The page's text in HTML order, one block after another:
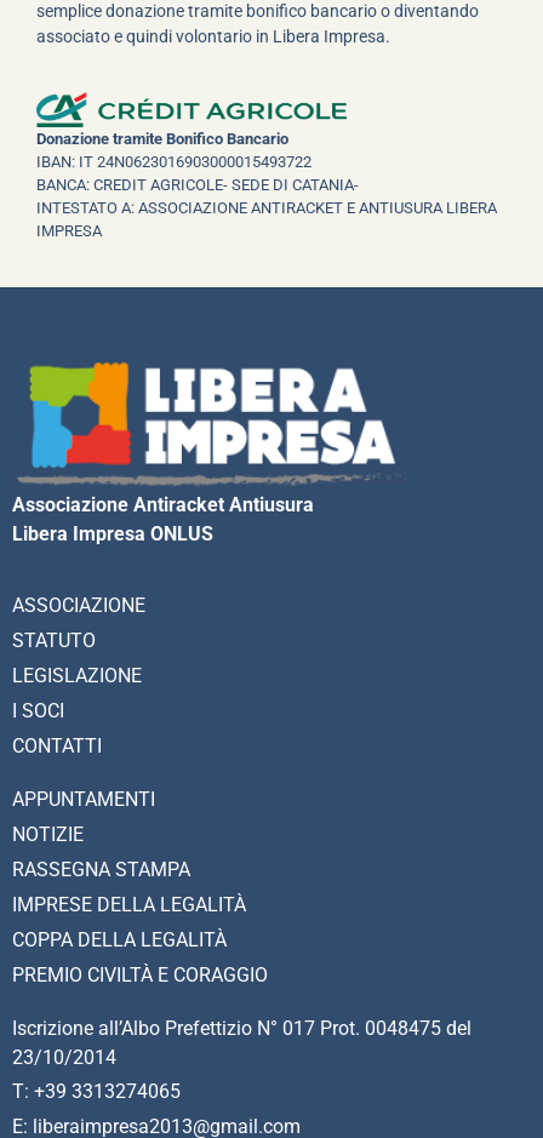
semplice donazione tramite bonifico bancario o diventando
associato e quindi volontario in Libera Impresa.
Donazione tramite Bonifico Bancario
IBAN: IT 24N0623016903000015493722
BANCA: CREDIT AGRICOLE- SEDE DI CATANIA-
INTESTATO A: ASSOCIAZIONE ANTIRACKET E ANTIUSURA LIBERA
IMPRESA
Associazione Antiracket Antiusura
Libera Impresa ONLUS
ASSOCIAZIONE
STATUTO
LEGISLAZIONE
I SOCI
CONTATTI
APPUNTAMENTI
NOTIZIE
RASSEGNA STAMPA
IMPRESE DELLA LEGALITÀ
COPPA DELLA LEGALITÀ
PREMIO CIVILTÀ E CORAGGIO
Iscrizione all’Albo Prefettizio N° 017 Prot. 0048475 del
23/10/2014
T: +39 3313274065
E: liberaimpresa2013@gmail.com